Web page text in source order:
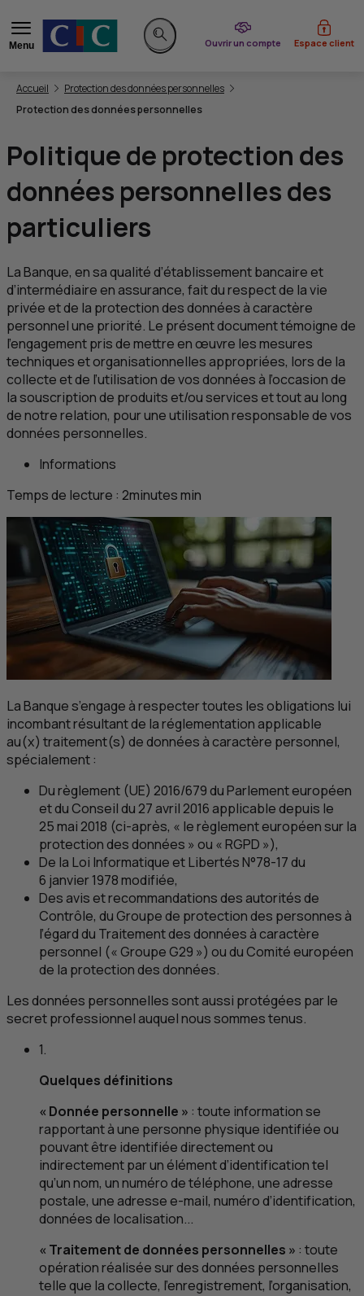
Menu
Rechercher sur le site
Ouvrir un compte
du CIC Espace client
Vous êtes ici:
Accueil
Protection des données personnelles
Protection des données personnelles
Politique de protection des
données personnelles des
particuliers
La Banque, en sa qualité d’établissement bancaire et
d’intermédiaire en assurance, fait du respect de la vie
privée et de la protection des données à caractère
personnel une priorité. Le présent document témoigne de
l’engagement pris de mettre en œuvre les mesures
techniques et organisationnelles appropriées, lors de la
collecte et de l’utilisation de vos données à l’occasion de
la souscription de produits et/ou services et tout au long
de notre relation, pour une utilisation responsable de vos
données personnelles.
Informations
Temps de lecture : 2minutesmin
La Banque s’engage à respecter toutes les obligations lui
incombant résultant de la réglementation applicable
au(x) traitement(s) de données à caractère personnel,
spécialement :
Du règlement (UE) 2016/679 du Parlement européen
et du Conseil du 27 avril 2016 applicable depuis le
25 mai 2018 (ci-après, « le règlement européen sur la
protection des données » ou «RGPD »),
De la Loi Informatique et Libertés N°78-17 du
6 janvier 1978 modifiée,
Des avis et recommandations des autorités de
Contrôle, du Groupe de protection des personnes à
l’égard du Traitement des données à caractère
personnel (« Groupe G29 ») ou du Comité européen
de la protection des données.
Les données personnelles sont aussi protégées par le
secret professionnel auquel nous sommes tenus.
1.
Quelques définitions
« Donnée personnelle » : toute information se
rapportant à une personne physique identifiée ou
pouvant être identifiée directement ou
indirectement par un élément d’identification tel
qu’un nom, un numéro de téléphone, une adresse
postale, une adressee-mail, numéro d’identification,
données de localisation...
« Traitement de données personnelles » : toute
opération réalisée sur des données personnelles
telle que la collecte, l’enregistrement, l’organisation,